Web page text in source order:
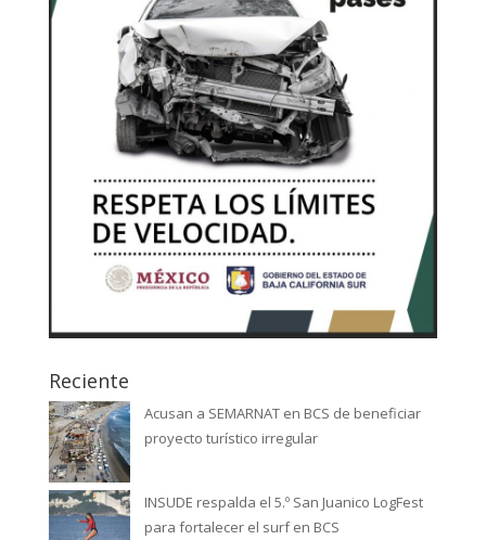
Reciente
Acusan a SEMARNAT en BCS de beneficiar
proyecto turístico irregular
INSUDE respalda el 5.º San Juanico LogFest
para fortalecer el surf en BCS